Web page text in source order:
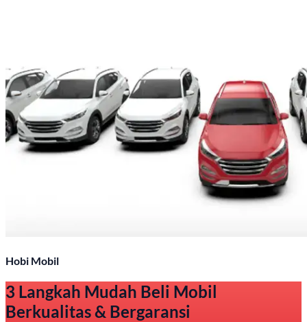
Hobi Mobil
3 Langkah Mudah Beli Mobil
Berkualitas & Bergaransi